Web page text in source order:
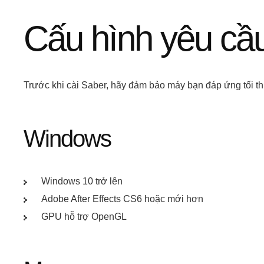
Cấu hình yêu
Trước khi cài Saber, hãy đảm bảo máy bạn đáp ứng tối
Windows
Windows 10 trở lên
Adobe After Effects CS6 hoặc mới hơn
GPU hỗ trợ OpenGL